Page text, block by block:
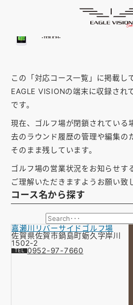
ゴルフナビ
ピンポジ君PIN POSITION
対応コース
EVステーション UPDATE
取扱い店舗 SHOP
サポートSUPPORT
購入する
お知らせ
会社概要
「佐賀県」の
この「対応コース一覧」に掲載し
EAGLE VISIONの端末に収録され
です。
現在、ゴルフ場が閉鎖されている
去のラウンド履歴の管理や編集の
そのまま残しています。
ゴルフ場の営業状況をお知らせす
ご理解いただきますようお願い致
コース名から探す
嘉瀬川リバーサイドゴルフ場
佐賀県佐賀市鍋島町蛎久字岸川
1502-2
0952-97-7660